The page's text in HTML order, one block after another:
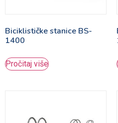
Biciklističke stanice BS-
1400
Pročitaj više